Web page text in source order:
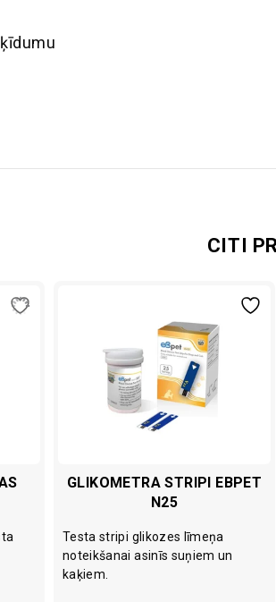
CITI
GLIKOMETRA STRIPI EBPET
N25
Testa stripi glikozes līmeņa
noteikšanai asinīs suņiem un
kaķiem.